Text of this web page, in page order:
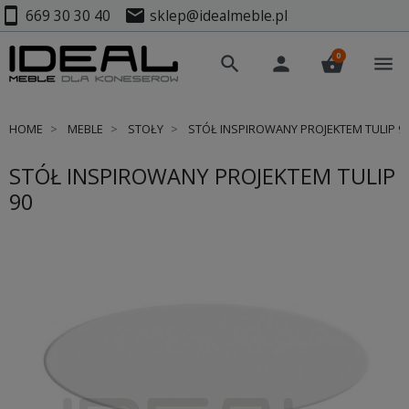
smartphone 669 30 30 40 mail sklep@idealmeble.pl
search person shopping_basket
0 menu
HOME MEBLE STOŁY STÓŁ INSPIROWANY PROJEKTEM TULIP
STÓŁ INSPIROWANY PROJEKTEM TULIP
90